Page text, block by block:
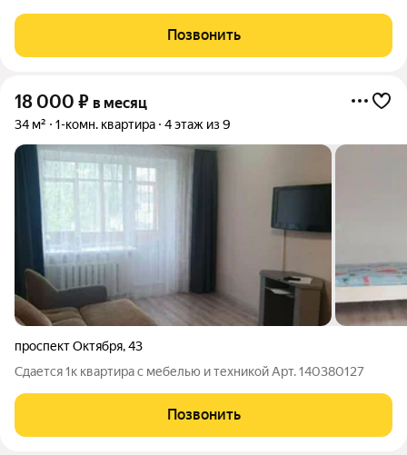
Позвонить
18 000 ₽ в месяц
34 м² 1-комн. квартира 4 этаж из 9
проспект Октября,43
Сдается 1к квартира с мебелью и техникой Арт. 140380127
Позвонить